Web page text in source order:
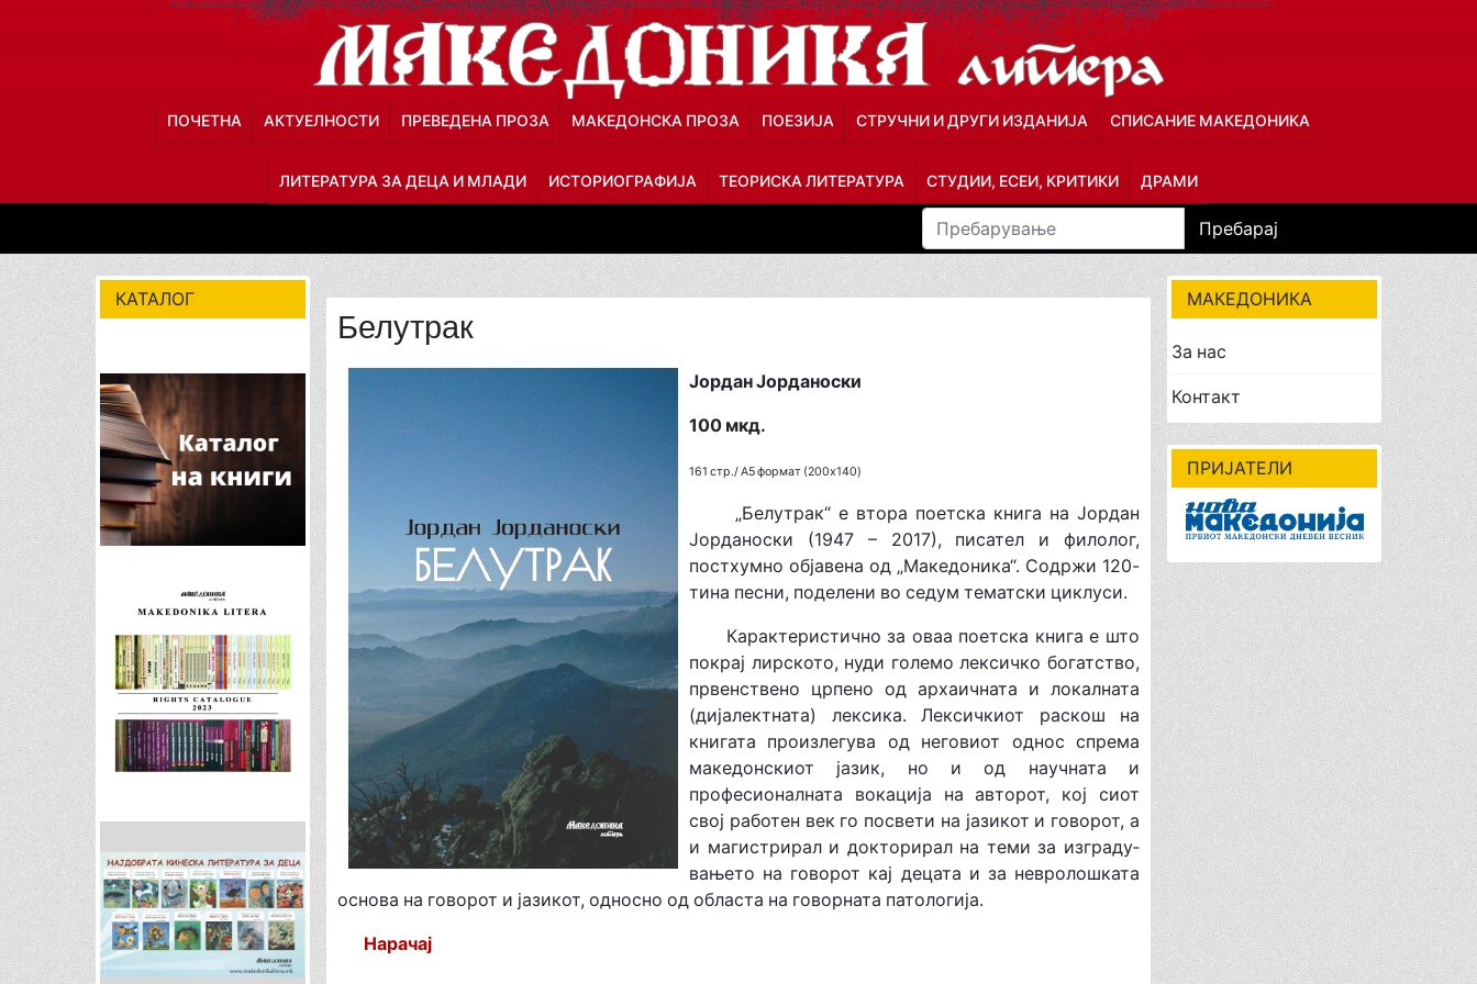
ПОЧЕТНА АКТУЕЛНОСТИ ПРЕВЕДЕНА ПРОЗА МАКЕДОНСКА ПРОЗА ПОЕЗИЈА СТРУЧНИ И ДРУГИ ИЗДАНИЈА СПИСАНИЕ МАКЕДОНИКА
ЛИТЕРАТУРА ЗА ДЕЦА И МЛАДИ ИСТОРИОГРАФИЈА ТЕОРИСКА ЛИТЕРАТУРА СТУДИИ, ЕСЕИ, КРИТИКИ ДРАМИ
Пребарај
КАТАЛОГ
Белутрак
Јордан Јорданоски
100 мкд.
161 стр./ A5 формат (200x140)
„Белутрак“ е втора поетска книга на Јордан
Јорданоски (1947 – 2017), писател и филолог,
постхумно објавена од „Македоника“. Содржи 120-
тина песни, поделени во седум тематски циклуси.
Карактеристично за оваа поетска книга е што
покрај лирското, нуди големо лексичко богатство,
првенствено црпено од архаичната и локалната
(дијалектната) лексика. Лексичкиот раскош на
книгата произлегува од неговиот однос спрема
македонскиот јазик, но и од научната и
професионалната вокација на авторот, кој сиот
свој работен век го посвети на јазикот и говорот, а
и магистрирал и докторирал на теми за изграду­
вањето на говорот кај децата и за невролошката
основа на говорот и јазикот, односно од областа на говорната патологија.
Нарачај
МАКЕДОНИКА
За нас
Контакт
ПРИЈАТЕЛИ